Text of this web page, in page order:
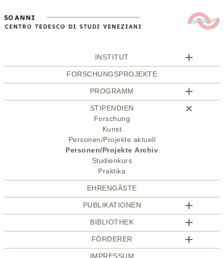
INSTITUT
FORSCHUNGSPROJEKTE
PROGRAMM
STIPENDIEN
Forschung
Kunst
Personen/Projekte aktuell
Personen/Projekte Archiv
Studienkurs
Praktika
EHRENGÄSTE
PUBLIKATIONEN
BIBLIOTHEK
FÖRDERER
IMPRESSUM